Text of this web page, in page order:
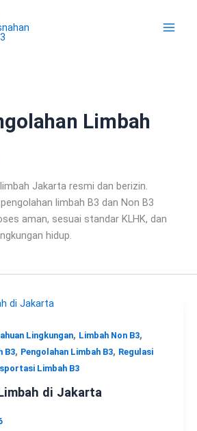
Limbah
Jakarta resmi dan berizin.
limbah B3 dan Non B3
aman, sesuai standar KLHK, dan
hidup.
Lingkungan, Limbah Non B3,
B3, Pengolahan Limbah B3, Regulasi
Limbah B3
di Jakarta